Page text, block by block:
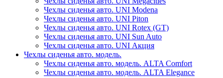
Чехлы сиденья авто. UNI Modena
Чехлы сиденья авто. UNI Piton
Чехлы сиденья авто. UNI Rotex (GT)
Чехлы сиденья авто. UNI Sun Auto
Чехлы сиденья авто. UNI Акция
Чехлы сиденья авто. модель.
Чехлы сиденья авто. модель. ALTA Comfort
Чехлы сиденья авто. модель. ALTA Elegance